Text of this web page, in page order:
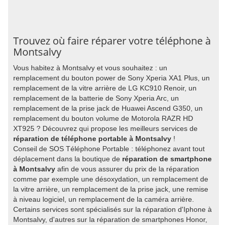
Trouvez où faire réparer votre téléphone à
Montsalvy
Vous habitez à Montsalvy et vous souhaitez : un
remplacement du bouton power de Sony Xperia XA1 Plus, un
remplacement de la vitre arrière de LG KC910 Renoir, un
remplacement de la batterie de Sony Xperia Arc, un
remplacement de la prise jack de Huawei Ascend G350, un
remplacement du bouton volume de Motorola RAZR HD
XT925 ? Découvrez qui propose les meilleurs services de
réparation de téléphone portable à Montsalvy !
Conseil de SOS Téléphone Portable : téléphonez avant tout
déplacement dans la boutique de réparation de smartphone
à Montsalvy afin de vous assurer du prix de la réparation
comme par exemple une désoxydation, un remplacement de
la vitre arrière, un remplacement de la prise jack, une remise
à niveau logiciel, un remplacement de la caméra arrière.
Certains services sont spécialisés sur la réparation d'Iphone à
Montsalvy, d'autres sur la réparation de smartphones Honor,